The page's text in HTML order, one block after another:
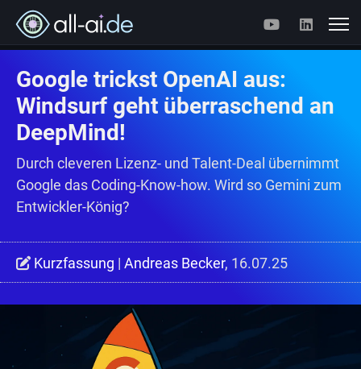
Google trickst OpenAI aus:
Windsurf geht überraschend an
DeepMind!
Durch cleveren Lizenz- und Talent-Deal übernimmt
Google das Coding-Know-how. Wird so Gemini zum
Entwickler-König?
Kurzfassung | Andreas Becker, 16.07.25